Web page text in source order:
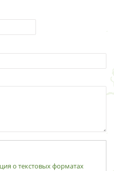
о текстовых форматах